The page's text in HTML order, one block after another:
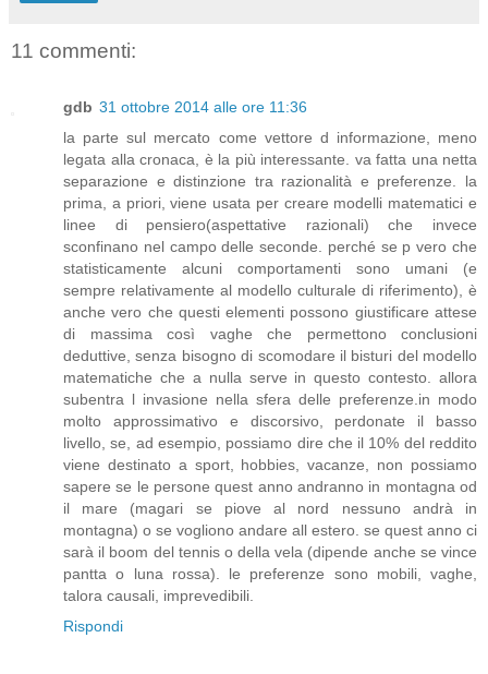
11 commenti:
gdb 31 ottobre 2014 alle ore 11:36
la parte sul mercato come vettore d informazione, meno
legata alla cronaca, è la più interessante. va fatta una netta
separazione e distinzione tra razionalità e preferenze. la
prima, a priori, viene usata per creare modelli matematici e
linee di pensiero(aspettative razionali) che invece
sconfinano nel campo delle seconde. perché se p vero che
statisticamente alcuni comportamenti sono umani (e
sempre relativamente al modello culturale di riferimento), è
anche vero che questi elementi possono giustificare attese
di massima così vaghe che permettono conclusioni
deduttive, senza bisogno di scomodare il bisturi del modello
matematiche che a nulla serve in questo contesto. allora
subentra l invasione nella sfera delle preferenze.in modo
molto approssimativo e discorsivo, perdonate il basso
livello, se, ad esempio, possiamo dire che il 10% del reddito
viene destinato a sport, hobbies, vacanze, non possiamo
sapere se le persone quest anno andranno in montagna od
il mare (magari se piove al nord nessuno andrà in
montagna) o se vogliono andare all estero. se quest anno ci
sarà il boom del tennis o della vela (dipende anche se vince
pantta o luna rossa). le preferenze sono mobili, vaghe,
talora causali, imprevedibili.
Rispondi